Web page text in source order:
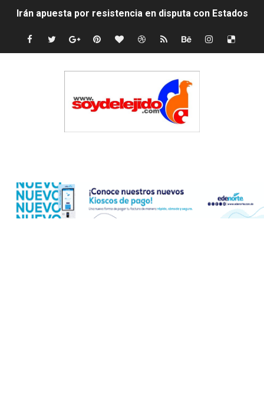
Irán apuesta por resistencia en disputa con Estados
Dominicana demanda Yankees por 10 millones de
Un derrumbe en el centro de Cuba deja dos personas
Condenan a dos 'streamers' franceses por torturar
Tasa del dólar jueves 06 de agosto de 2026